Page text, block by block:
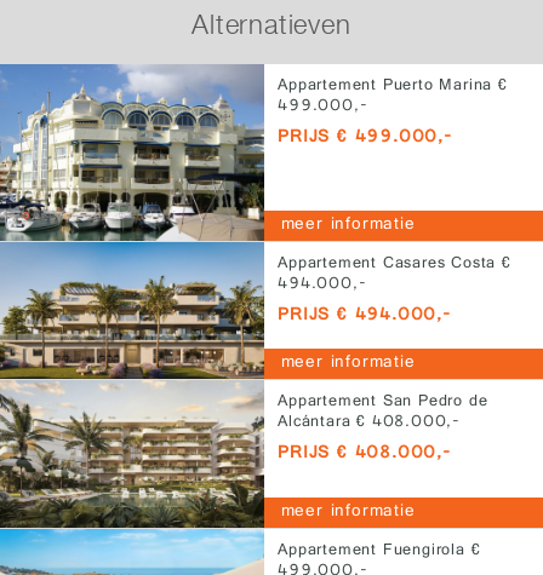
Alternatieven
Appartement Puerto Marina €
499.000,-
PRIJS € 499.000,-
meer informatie
Appartement Casares Costa €
494.000,-
PRIJS € 494.000,-
meer informatie
Appartement San Pedro de
Alcántara € 408.000,-
PRIJS € 408.000,-
meer informatie
Appartement Fuengirola €